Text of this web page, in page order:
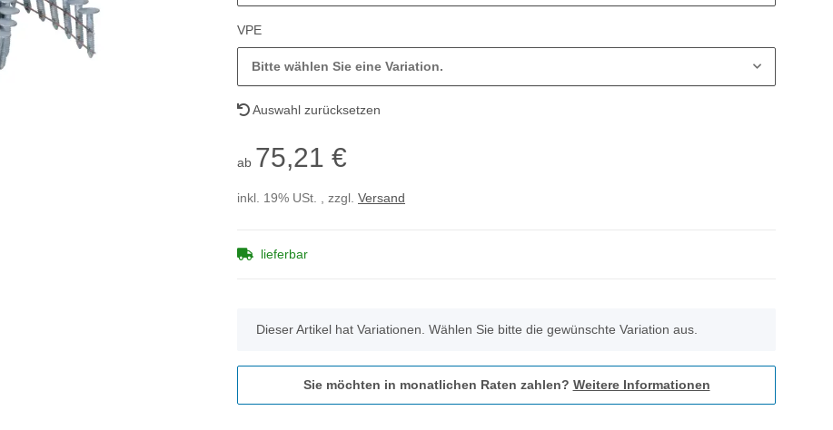
VPE
Bitte wählen Sie eine Variation.
Auswahl zurücksetzen
ab 75,21 €
inkl. 19% USt. , zzgl. Versand
lieferbar
x
Dieser Artikel hat Variationen. Wählen Sie bitte die gewünschte Variation aus.
Sie möchten in monatlichen Raten zahlen? Weitere Informationen